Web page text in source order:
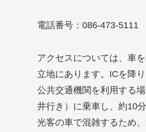
電話番号：086-473-5111
アクセスについては、車
立地にあります。ICを降
公共交通機関を利用する
井行き）に乗車し、約10
光客の車で混雑するため